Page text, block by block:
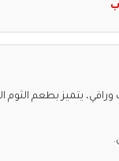
يتميز بطعم الثوم